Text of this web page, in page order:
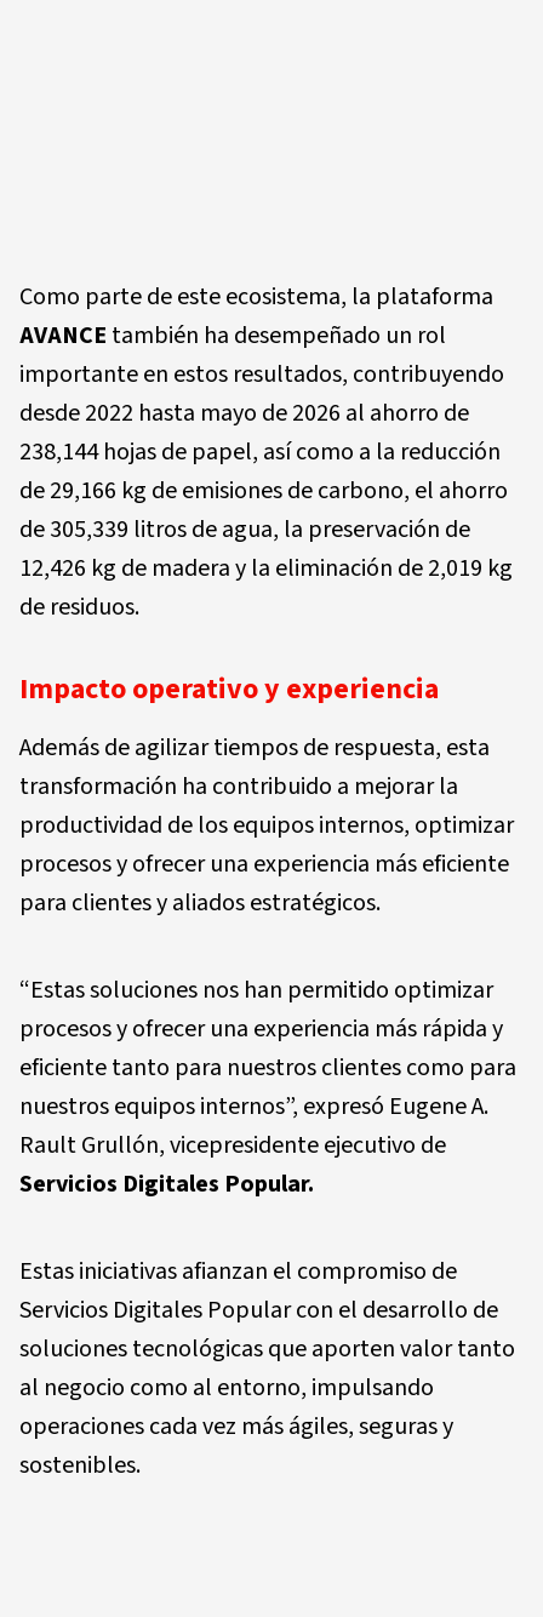
Como parte de este ecosistema, la plataforma
AVANCE también ha desempeñado un rol
importante en estos resultados, contribuyendo
desde 2022 hasta mayo de 2026 al ahorro de
238,144 hojas de papel, así como a la reducción
de 29,166 kg de emisiones de carbono, el ahorro
de 305,339 litros de agua, la preservación de
12,426 kg de madera y la eliminación de 2,019 kg
de residuos.
Impacto operativo y experiencia
Además de agilizar tiempos de respuesta, esta
transformación ha contribuido a mejorar la
productividad de los equipos internos, optimizar
procesos y ofrecer una experiencia más eficiente
para clientes y aliados estratégicos.
“Estas soluciones nos han permitido optimizar
procesos y ofrecer una experiencia más rápida y
eficiente tanto para nuestros clientes como para
nuestros equipos internos”, expresó Eugene A.
Rault Grullón, vicepresidente ejecutivo de
Servicios Digitales Popular.
Estas iniciativas afianzan el compromiso de
Servicios Digitales Popular con el desarrollo de
soluciones tecnológicas que aporten valor tanto
al negocio como al entorno, impulsando
operaciones cada vez más ágiles, seguras y
sostenibles.